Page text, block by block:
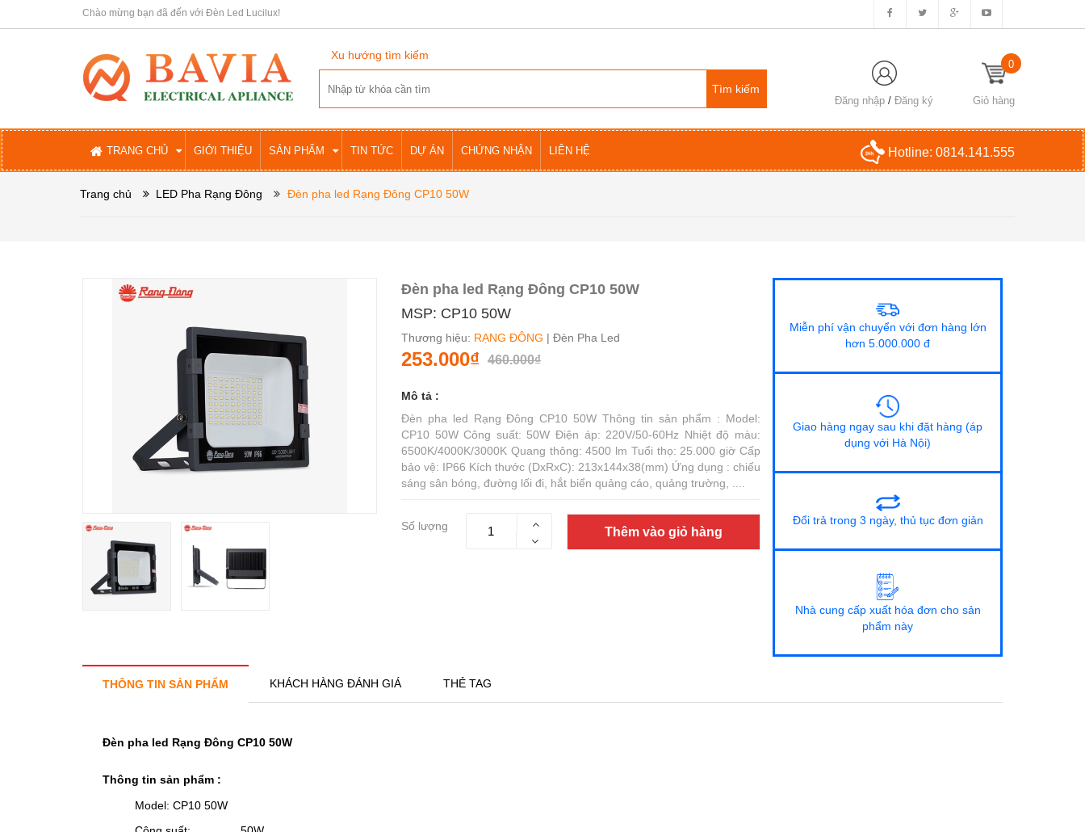
Chào mừng bạn đã đến với Đèn Led Lucilux!
Xu hướng tìm kiếm
Đăng nhập /Đăng ký Giỏ hàng
0
TRANG CHỦ GIỚI THIỆU SẢN PHẨM TIN TỨC DỰ ÁN CHỨNG NHẬN LIÊN HỆ Hotline: 0814.141.555
Trang chủ LED Pha Rạng Đông Đèn pha led Rạng Đông CP10 50W
Đèn pha led Rạng Đông CP10 50W
MSP: CP10 50W
Thương hiệu: RẠNG ĐÔNG | Đèn Pha Led
253.000₫ 460.000₫
Mô tả :
Đèn pha led Rạng Đông CP10 50W Thông tin sản phẩm : Model:
CP10 50W Công suất: 50W Điện áp: 220V/50-60Hz Nhiệt độ màu:
6500K/4000K/3000K Quang thông: 4500 lm Tuổi thọ: 25.000 giờ Cấp
bảo vệ: IP66 Kích thước (DxRxC): 213x144x38(mm) Ứng dụng : chiếu
sáng sân bóng, đường lối đi, hắt biển quảng cáo, quảng trường, ....
Số lượng Thêm vào giỏ hàng
Miễn phí vận chuyển với đơn hàng lớn
hơn 5.000.000 đ
Giao hàng ngay sau khi đặt hàng (áp
dụng với Hà Nội)
Đổi trả trong 3 ngày, thủ tục đơn giản
Nhà cung cấp xuất hóa đơn cho sản
phẩm này
THÔNG TIN SẢN PHẨM KHÁCH HÀNG ĐÁNH GIÁ THẺ TAG
Đèn pha led Rạng Đông CP10 50W
Thông tin sản phẩm :
Model: CP10 50W